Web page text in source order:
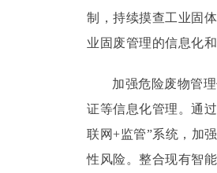
制，持续摸查工业固
业固废管理的信息化
加强危险废物管
证等信息化管理。通
联网+监管”系统，加
性风险。整合现有智